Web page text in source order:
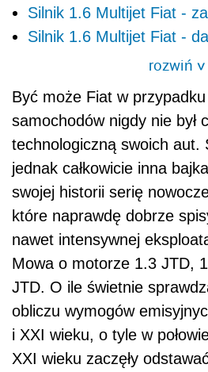
Silnik 1.6 Multijet Fiat -
Silnik 1.6 Multijet Fiat -
rozwiń>
Być może Fiat w
samochodów nigdy nie był
technologiczną swoich aut.
jednak całkowicie inna
swojej historii serię
które naprawdę dobrze
nawet intensywnej
Mowa o motorze 1.3 JTD,
JTD. O ile świetnie
obliczu wymogów
i XXI wieku, o tyle w
XXI wieku zaczęły